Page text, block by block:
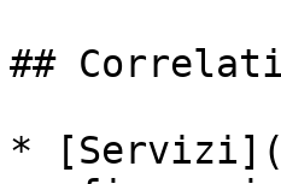
## Correlati
*